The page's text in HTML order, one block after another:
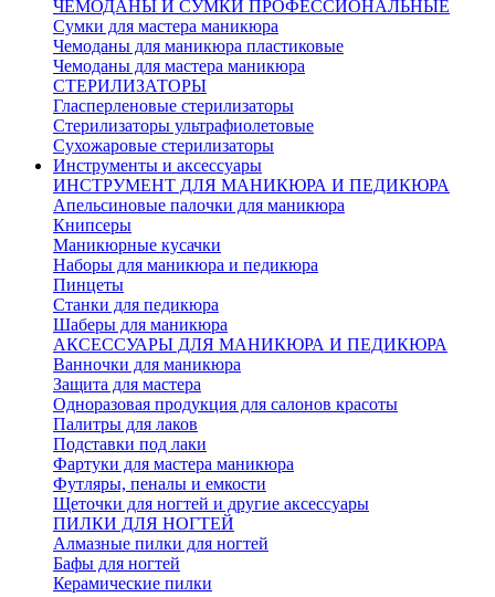
ЧЕМОДАНЫ И СУМКИ ПРОФЕССИОНАЛЬНЫЕ
Сумки для мастера маникюра
Чемоданы для маникюра пластиковые
Чемоданы для мастера маникюра
СТЕРИЛИЗАТОРЫ
Гласперленовые стерилизаторы
Стерилизаторы ультрафиолетовые
Сухожаровые стерилизаторы
Инструменты и аксессуары
ИНСТРУМЕНТ ДЛЯ МАНИКЮРА И ПЕДИКЮРА
Апельсиновые палочки для маникюра
Книпсеры
Маникюрные кусачки
Наборы для маникюра и педикюра
Пинцеты
Станки для педикюра
Шаберы для маникюра
АКСЕССУАРЫ ДЛЯ МАНИКЮРА И ПЕДИКЮРА
Ванночки для маникюра
Защита для мастера
Одноразовая продукция для салонов красоты
Палитры для лаков
Подставки под лаки
Фартуки для мастера маникюра
Футляры, пеналы и емкости
Щеточки для ногтей и другие аксессуары
ПИЛКИ ДЛЯ НОГТЕЙ
Алмазные пилки для ногтей
Бафы для ногтей
Керамические пилки